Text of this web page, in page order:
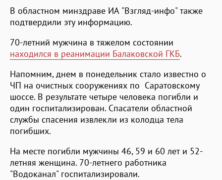
В областном минздраве ИА "Взгляд-инфо" также
подтвердили эту информацию.
70-летний мужчина в тяжелом состоянии
находился в реанимации Балаковской ГКБ.
Напомним, днем в понедельник стало известно о
ЧП на очистных сооружениях по Саратовскому
шоссе. В результате четыре человека погибли и
один госпитализирован. Спасатели областной
службы спасения извлекли из колодца тела
погибших.
На месте погибли мужчины 46, 59 и 60 лет и 52-
летняя женщина. 70-летнего работника
"Водоканал" госпитализировали.